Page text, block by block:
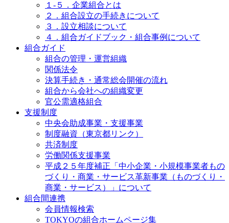
１-５．企業組合とは
２．組合設立の手続きについて
３．設立相談について
４．組合ガイドブック・組合事例について
組合ガイド
組合の管理・運営組織
関係法令
決算手続き・通常総会開催の流れ
組合から会社への組織変更
官公需適格組合
支援制度
中央会助成事業・支援事業
制度融資（東京都リンク）
共済制度
労働関係支援事業
平成２５年度補正「中小企業・小規模事業者もの
づくり・商業・サービス革新事業（ものづくり・
商業・サービス）」について
組合間連携
会員情報検索
TOKYOの組合ホームページ集